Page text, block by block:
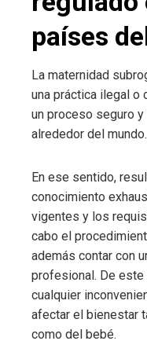
países
La maternidad
una práctica ilegal o
un proceso seguro
alrededor del mundo.
En ese sentido,
conocimiento
vigentes y los
cabo el
además contar con
profesional. De
cualquier
afectar el bienestar
como del bebé.